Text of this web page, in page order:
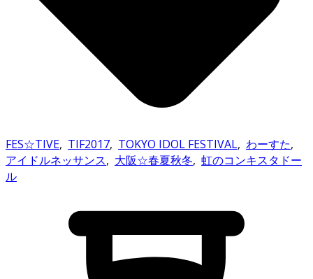
FES☆TIVE, TIF2017, TOKYO IDOL FESTIVAL, わーすた,
アイドルネッサンス, 大阪☆春夏秋冬, 虹のコンキスタドー
ル